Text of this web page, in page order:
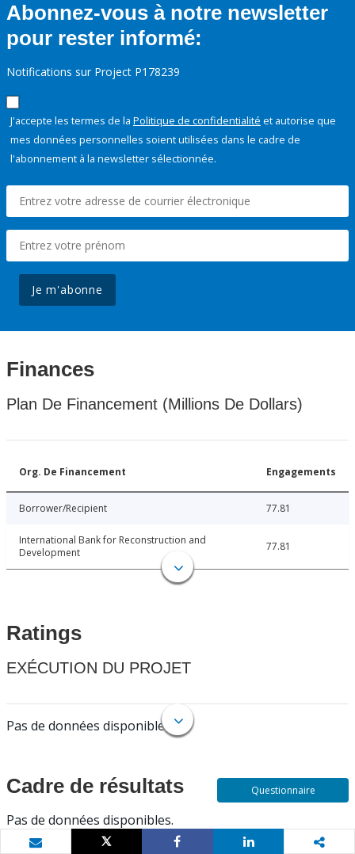
Abonnez-vous à notre newsletter
pour rester informé:
Notifications sur Project P178239
J'accepte les termes de la Politique de confidentialité et autorise que
mes données personnelles soient utilisées dans le cadre de
l'abonnement à la newsletter sélectionnée.
Je m'abonne
Finances
Plan De Financement (Millions De Dollars)
Org. De Financement Engagements
Borrower/Recipient 77.81
International Bank for Reconstruction and
Development
77.81
Ratings
EXÉCUTION DU PROJET
Pas de données disponibles.
Cadre de résultats
Pas de données disponibles.
Questionnaire